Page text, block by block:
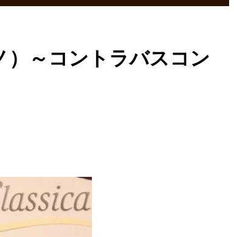
）～コントラバスコン